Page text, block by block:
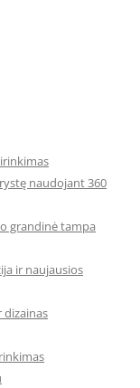
naudojant 360
grandinė tampa
ir naujausios
dizainas